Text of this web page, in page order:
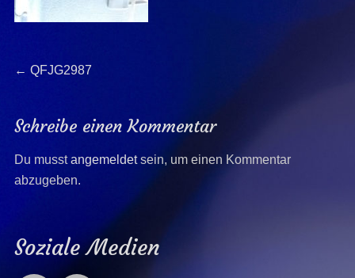
Beitragsnavigation
← Previous
QFJG2987
Schreibe einen Kommentar
Du musstangemeldetsein, um einen Kommentar
abzugeben.
Soziale Medien